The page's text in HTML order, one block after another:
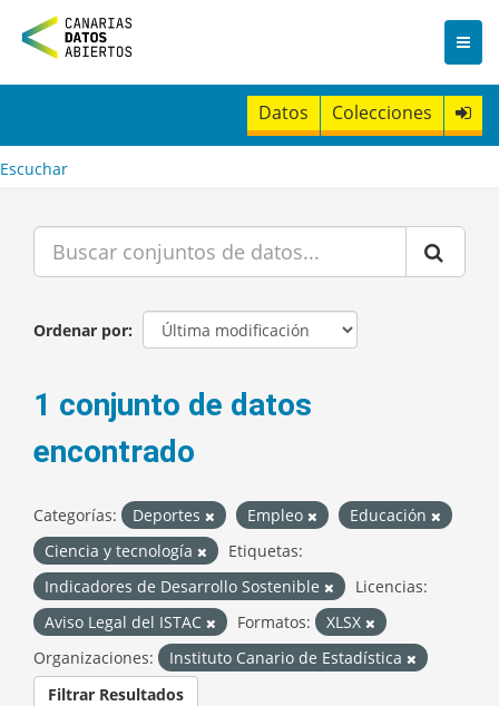
n
t
Datos Colecciones
Escuchar
Ordenar por
1 conjunto de datos
encontrado
Categorías: Deportes Empleo
Educación
Ciencia y tecnología
Etiquetas:
Indicadores de Desarrollo Sostenible
Licencias:
Aviso Legal del ISTAC
Formatos:
XLSX
Organizaciones:
Instituto Canario de Estadística
Filtrar Resultados